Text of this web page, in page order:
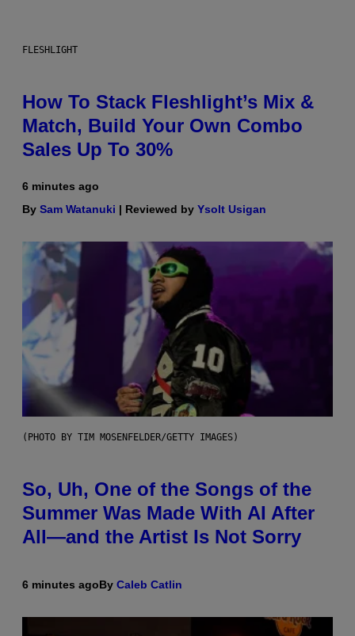
FLESHLIGHT
How To Stack Fleshlight’s Mix &
Match, Build Your Own Combo
Sales Up To 30%
6 minutes ago
By Sam Watanuki | Reviewed by Ysolt Usigan
(PHOTO BY TIM MOSENFELDER/GETTY IMAGES)
So, Uh, One of the Songs of the
Summer Was Made With AI After
All—and the Artist Is Not Sorry
6 minutes agoBy Caleb Catlin